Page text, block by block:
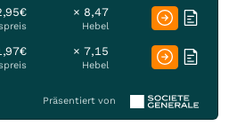
× 8,47
Hebel
× 7,15
Hebel
Präsentiert von